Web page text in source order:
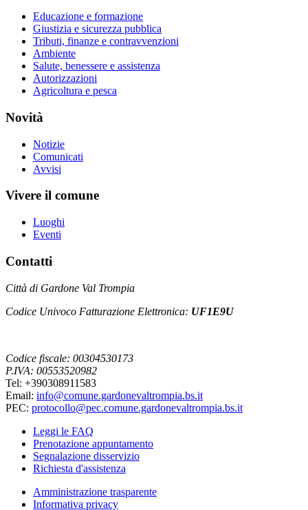
Educazione e formazione
Giustizia e sicurezza pubblica
Tributi, finanze e contravvenzioni
Ambiente
Salute, benessere e assistenza
Autorizzazioni
Agricoltura e pesca
Novità
Notizie
Comunicati
Avvisi
Vivere il comune
Luoghi
Eventi
Contatti
Città di Gardone Val Trompia
Codice Univoco Fatturazione Elettronica: UF1E9U
Codice fiscale: 00304530173
P.IVA: 00553520982
Tel: +390308911583
Email: info@comune.gardonevaltrompia.bs.it
PEC: protocollo@pec.comune.gardonevaltrompia.bs.it
Leggi le FAQ
Prenotazione appuntamento
Segnalazione disservizio
Richiesta d'assistenza
Amministrazione trasparente
Informativa privacy